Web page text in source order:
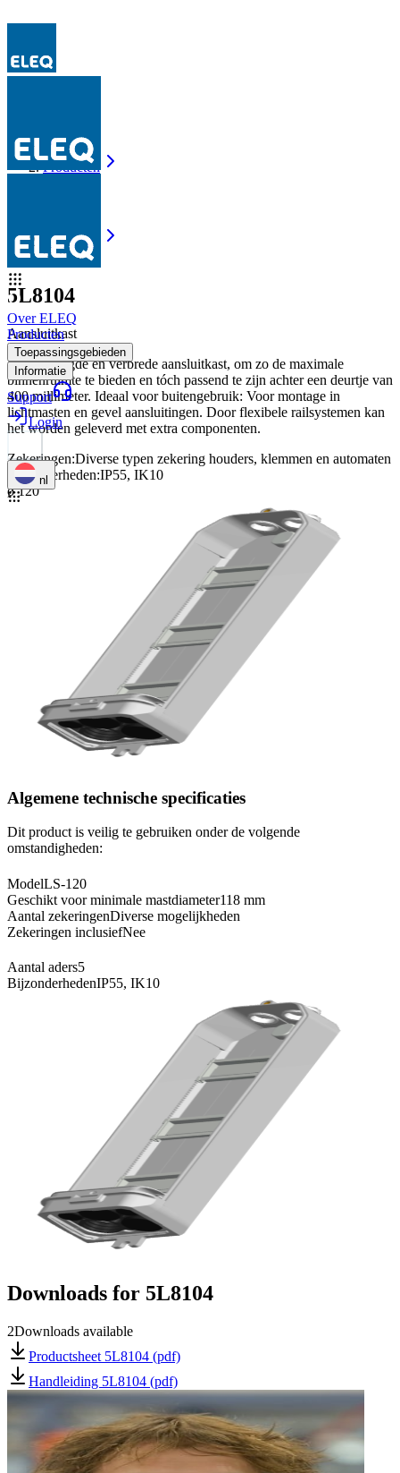
Over ELEQ
Producten
Toepassingsgebieden
Informatie
Support
Login
nl
Producten
Producten
5L8104
5L8104
Aansluitkast
Een verlengde en verbrede aansluitkast, om zo de maximale
binnenruimte te bieden en tóch passend te zijn achter een deurtje van
400 millimeter. Ideaal voor buitengebruik: Voor montage in
lichtmasten en gevel aansluitingen. Door flexibele railsystemen kan
het worden geleverd met extra componenten.
Zekeringen:Diverse typen zekering houders, klemmen en automaten
Bijzonderheden:IP55, IK10
ø 120
Algemene technische specificaties
Dit product is veilig te gebruiken onder de volgende
omstandigheden:
ModelLS-120
Geschikt voor minimale mastdiameter118 mm
Aantal zekeringenDiverse mogelijkheden
Zekeringen inclusiefNee
Aantal aders5
BijzonderhedenIP55, IK10
Downloads for 5L8104
2Downloads available
Productsheet 5L8104 (pdf)
Handleiding 5L8104 (pdf)